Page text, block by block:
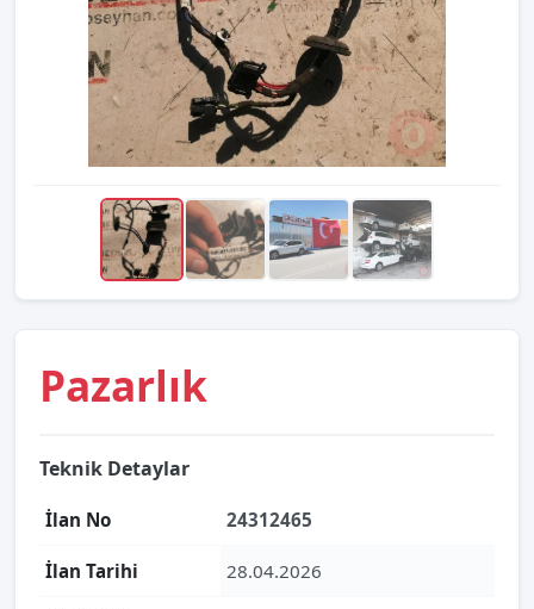
Pazarlık
Teknik Detaylar
İlan No 24312465
İlan Tarihi 28.04.2026